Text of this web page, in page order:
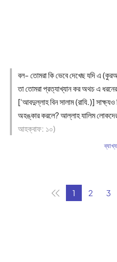
বল- তোমরা কি ভেবে দেখেছ যদি এ
তা তোমরা প্রত্যাখ্যান কর অথচ এ
[‘আবদুল্লাহ বিন সালাম (রাযি.)]
অহঙ্কার করলে? আল্লাহ যালিম
আহক্বাফ: ১০)
1 2 3